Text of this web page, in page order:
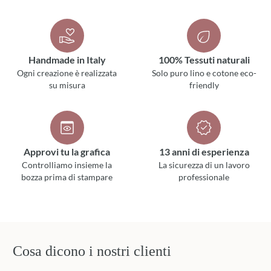
Handmade in Italy
Ogni creazione è realizzata
su misura
100% Tessuti naturali
Solo puro lino e cotone eco-
friendly
Approvi tu la grafica
Controlliamo insieme la
bozza prima di stampare
13 anni di esperienza
La sicurezza di un lavoro
professionale
Cosa dicono i nostri clienti